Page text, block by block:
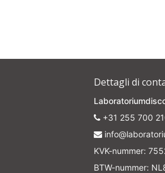
Dettagli di
+31 255 700
KVK-nummer:
BTW-nummer: